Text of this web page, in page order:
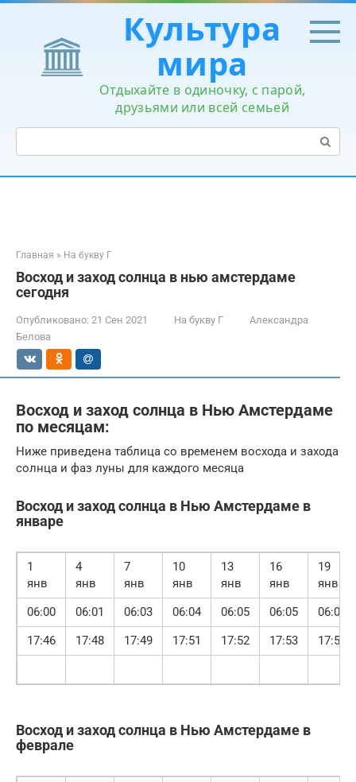
Перейти
контенту
Культура
мира
Отдыхайте в одиночку, с парой,
друзьями или всей семьей
Поиск:
Главная » На букву Г
Восход и заход солнца в нью амстердаме
сегодня
Опубликовано: 21 Сен 2021 На букву Г
Александра
Белова
Восход и заход солнца в Нью Амстердаме
по месяцам:
Ниже приведена таблица со временем восхода и захода
солнца и фаз луны для каждого месяца
Восход и заход солнца в Нью Амстердаме в
январе
1
янв
4
янв
7
янв
10
янв
13
янв
16
янв
19
янв
06:00
06:01 06:03 06:04 06:05 06:05
06:06
17:46
17:48 17:49 17:51 17:52 17:53 17:55
Восход и заход солнца в Нью Амстердаме в
феврале